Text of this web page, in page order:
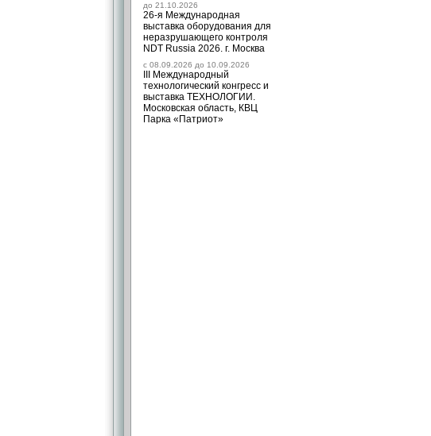
до 21.10.2026
26-я Международная
выставка оборудования для
неразрушающего контроля
NDT Russia 2026. г. Москва
c 08.09.2026 до 10.09.2026
III Международный
технологический конгресс и
выставка ТЕХНОЛОГИИ.
Московская область, КВЦ
Парка «Патриот»